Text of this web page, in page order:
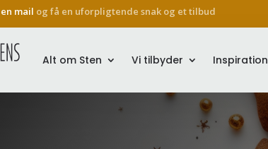
mail og få en uforpligtende snak og et tilbud
Alt om Sten Vi tilbyder Inspiration